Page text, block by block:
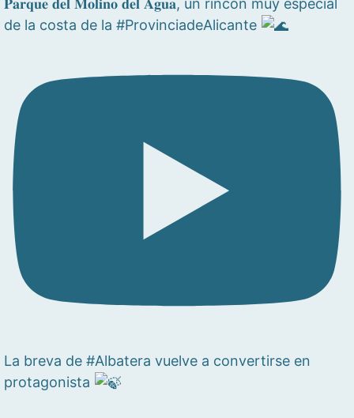
de la costa de la #ProvinciadeAlicante
La breva de #Albatera vuelve a convertirse en
protagonista